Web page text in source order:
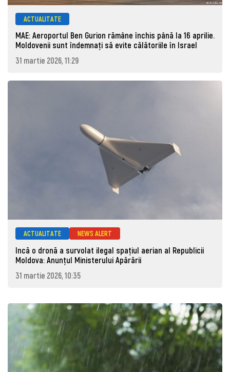
ACTUALITATE
MAE: Aeroportul Ben Gurion rămâne închis până la 16 aprilie.
Moldovenii sunt îndemnați să evite călătoriile în Israel
31 martie 2026, 11:29
ACTUALITATE NEWS ALERT
Incă o dronă a survolat ilegal spațiul aerian al Republicii
Moldova: Anunţul Ministerului Apărării
31 martie 2026, 10:35